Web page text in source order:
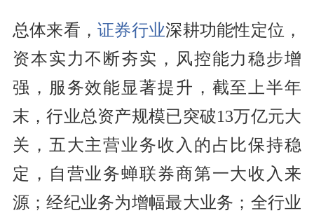
总体来看，证券行业深耕功能性定位，
资本实力不断夯实，风控能力稳步增
强，服务效能显著提升，截至上半年
末，行业总资产规模已突破13万亿元大
关，五大主营业务收入的占比保持稳
定，自营业务蝉联券商第一大收入来
源；经纪业务为增幅最大业务；全行业